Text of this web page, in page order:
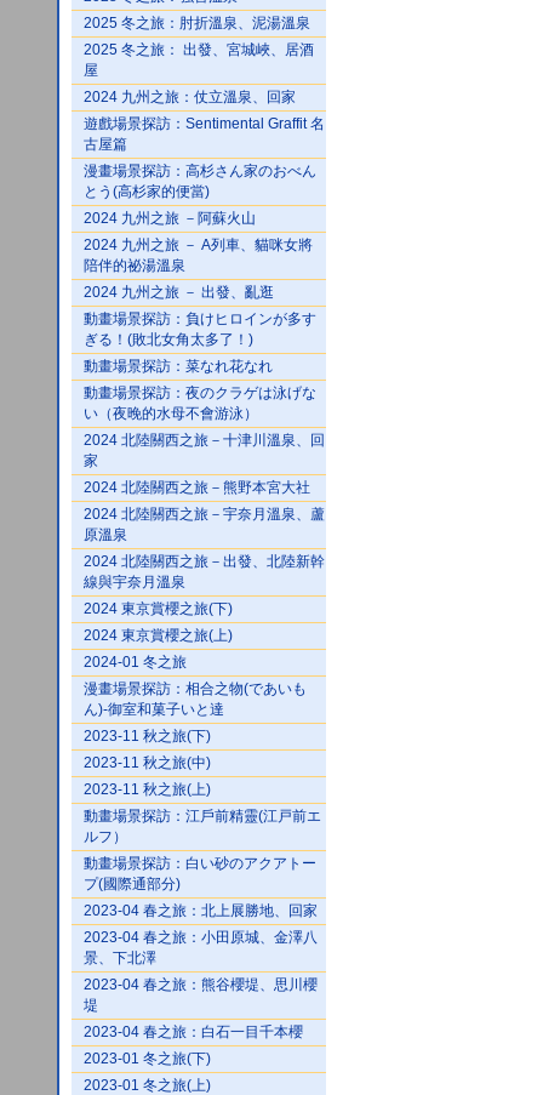
2025 冬之旅：肘折溫泉、泥湯溫泉
2025 冬之旅： 出發、宮城峽、居酒
屋
2024 九州之旅：仗立溫泉、回家
遊戲場景探訪：Sentimental Graffit 名
古屋篇
漫畫場景探訪：高杉さん家のおべん
とう(高杉家的便當)
2024 九州之旅 －阿蘇火山
2024 九州之旅 － A列車、貓咪女將
陪伴的祕湯溫泉
2024 九州之旅 － 出發、亂逛
動畫場景探訪：負けヒロインが多す
ぎる！(敗北女角太多了！)
動畫場景探訪：菜なれ花なれ
動畫場景探訪：夜のクラゲは泳げな
い（夜晚的水母不會游泳）
2024 北陸關西之旅－十津川溫泉、回
家
2024 北陸關西之旅－熊野本宮大社
2024 北陸關西之旅－宇奈月溫泉、蘆
原溫泉
2024 北陸關西之旅－出發、北陸新幹
線與宇奈月溫泉
2024 東京賞櫻之旅(下)
2024 東京賞櫻之旅(上)
2024-01 冬之旅
漫畫場景探訪：相合之物(であいも
ん)-御室和菓子いと達
2023-11 秋之旅(下)
2023-11 秋之旅(中)
2023-11 秋之旅(上)
動畫場景探訪：江戶前精靈(江戸前エ
ルフ）
動畫場景探訪：白い砂のアクアトー
プ(國際通部分)
2023-04 春之旅：北上展勝地、回家
2023-04 春之旅：小田原城、金澤八
景、下北澤
2023-04 春之旅：熊谷櫻堤、思川櫻
堤
2023-04 春之旅：白石一目千本櫻
2023-01 冬之旅(下)
2023-01 冬之旅(上)